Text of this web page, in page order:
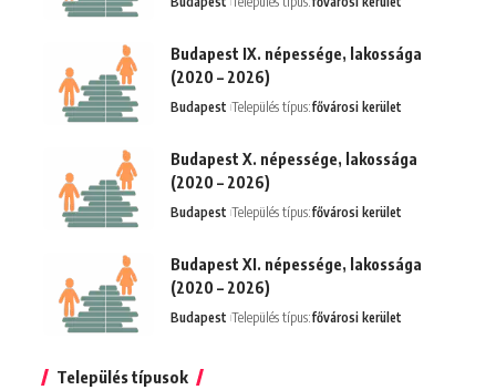
Budapest IX. népessége, lakossága
(2020 – 2026)
Budapest Település típus:fővárosi kerület
Budapest X. népessége, lakossága
(2020 – 2026)
Budapest Település típus:fővárosi kerület
Budapest XI. népessége, lakossága
(2020 – 2026)
Budapest Település típus:fővárosi kerület
Település típusok